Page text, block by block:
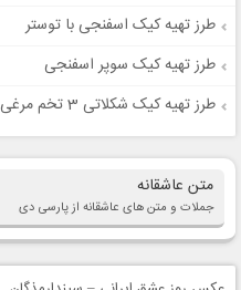
طرز تهیه کیک اسفنجی با توستر
طرز تهیه کیک سوپر اسفنجی
طرز تهیه کیک شکلاتی 3 تخم مرغی
متن عاشقانه
جملات و متن های عاشقانه از پارسی دی